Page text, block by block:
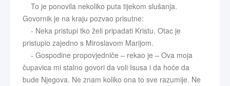
To je ponovila nekoliko puta tijekom slušanja.
Govornik je na kraju pozvao prisutne:
- Neka pristupi tko želi pripadati Kristu. Otac je
pristupio zajedno s Miroslavom Marijom.
- Gospodine propovjedniče – rekao je – Ova moja
čupavica mi stalno govori da voli Isusa i da hoće da
bude Njegova. Ne znam koliko ona to sve razumije. Ne